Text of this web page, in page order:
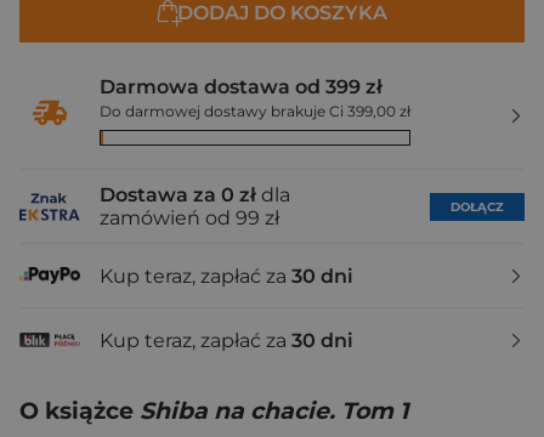
DODAJ DO KOSZYKA
Darmowa dostawa od 399 zł
Do darmowej dostawy brakuje Ci 399,00 zł
Dostawa za 0 zł dla
zamówień od 99 zł
DOŁĄCZ
Kup teraz, zapłać za 30 dni
Kup teraz, zapłać za 30 dni
O książce Shiba na chacie. Tom 1